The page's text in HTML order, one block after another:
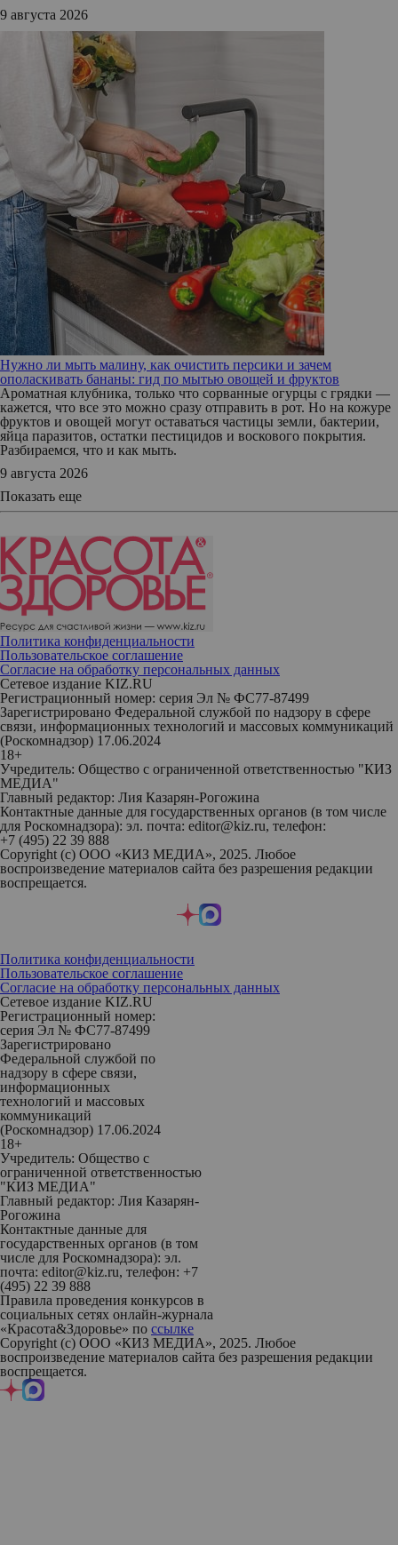
9 августа 2026
Нужно ли мыть малину, как очистить персики и зачем
ополаскивать бананы: гид по мытью овощей и фруктов
Ароматная клубника, только что сорванные огурцы с грядки —
кажется, что все это можно сразу отправить в рот. Но на кожуре
фруктов и овощей могут оставаться частицы земли, бактерии,
яйца паразитов, остатки пестицидов и воскового покрытия.
Разбираемся, что и как мыть.
9 августа 2026
Показать еще
Политика конфиденциальности
Пользовательское соглашение
Согласие на обработку персональных данных
Сетевое издание KIZ.RU
Регистрационный номер: серия Эл № ФС77-87499
Зарегистрировано Федеральной службой по надзору в сфере
связи, информационных технологий и массовых коммуникаций
(Роскомнадзор) 17.06.2024
18+
Учредитель: Общество с ограниченной ответственностью "КИЗ
МЕДИА"
Главный редактор: Лия Казарян-Рогожина
Контактные данные для государственных органов (в том числе
для Роскомнадзора): эл. почта: editor@kiz.ru, телефон:
+7 (495) 22 39 888
Copyright (с) ООО «КИЗ МЕДИА», 2025. Любое
воспроизведение материалов сайта без разрешения редакции
воспрещается.
Политика конфиденциальности
Пользовательское соглашение
Согласие на обработку персональных данных
Сетевое издание KIZ.RU
Регистрационный номер:
серия Эл № ФС77-87499
Зарегистрировано
Федеральной службой по
надзору в сфере связи,
информационных
технологий и массовых
коммуникаций
(Роскомнадзор) 17.06.2024
18+
Учредитель: Общество с
ограниченной ответственностью
"КИЗ МЕДИА"
Главный редактор: Лия Казарян-
Рогожина
Контактные данные для
государственных органов (в том
числе для Роскомнадзора): эл.
почта: editor@kiz.ru, телефон: +7
(495) 22 39 888
Правила проведения конкурсов в
социальных сетях онлайн-журнала
«Красота&Здоровье» по ссылке
Copyright (с) ООО «КИЗ МЕДИА», 2025. Любое
воспроизведение материалов сайта без разрешения редакции
воспрещается.